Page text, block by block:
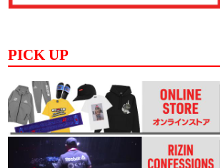
PICK UP